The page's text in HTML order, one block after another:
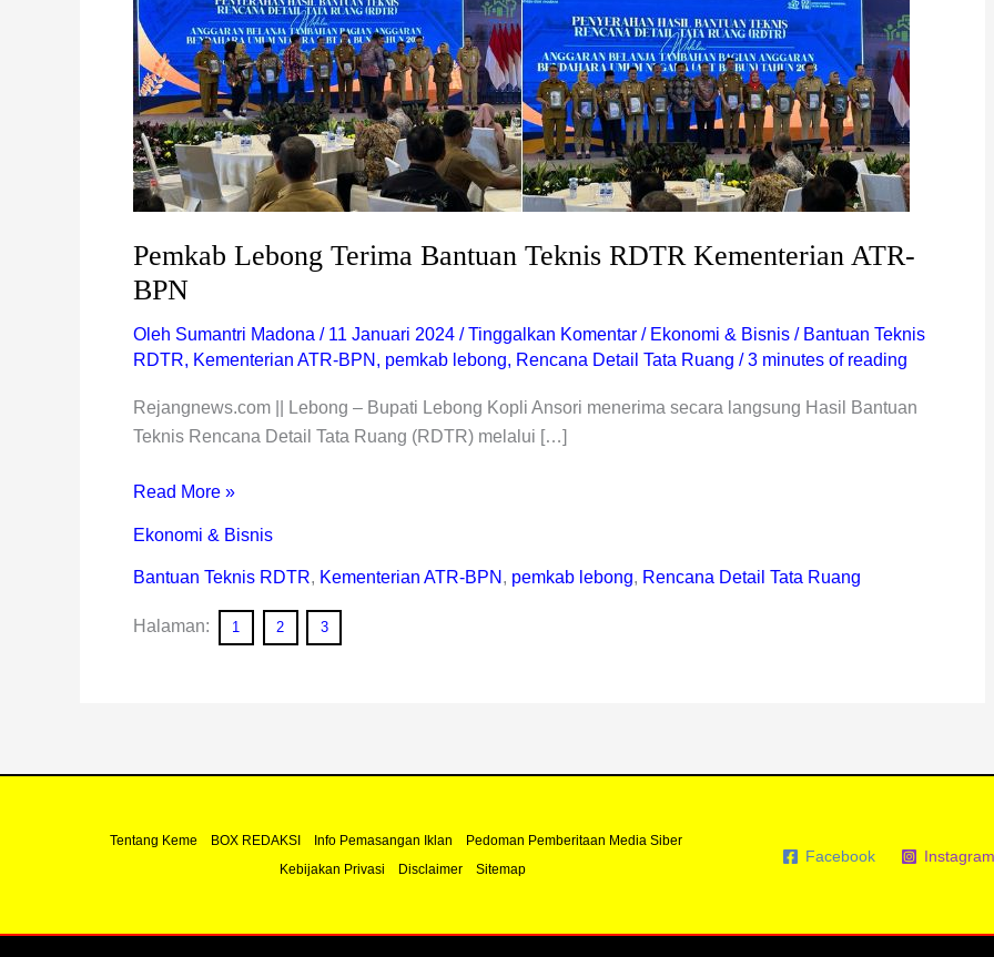
Pemkab Lebong Terima Bantuan Teknis RDTR Kementerian ATR-
BPN
Oleh Sumantri Madona / 11 Januari 2024 /Tinggalkan Komentar / Ekonomi & Bisnis / Bantuan Teknis
RDTR, Kementerian ATR-BPN , pemkab lebong, Rencana Detail Tata Ruang /3 minutes of reading
Rejangnews.com || Lebong – Bupati Lebong Kopli Ansori menerima secara langsung Hasil Bantuan
Teknis Rencana Detail Tata Ruang (RDTR) melalui […]
Read More »
Ekonomi & Bisnis
Bantuan Teknis RDTR, Kementerian ATR-BPN , pemkab lebong, Rencana Detail Tata Ruang
Halaman: 1 2 3
Tentang Keme BOX REDAKSI Info Pemasangan Iklan
Pedoman Pemberitaan Media Siber
Kebijakan Privasi
Disclaimer Sitemap
Facebook Instagram